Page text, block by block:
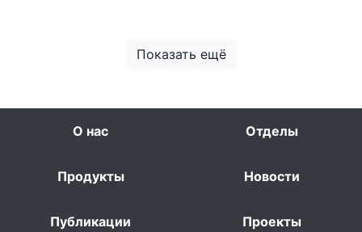
Показать ещё
О нас Отделы
Продукты Новости
Публикации Проекты